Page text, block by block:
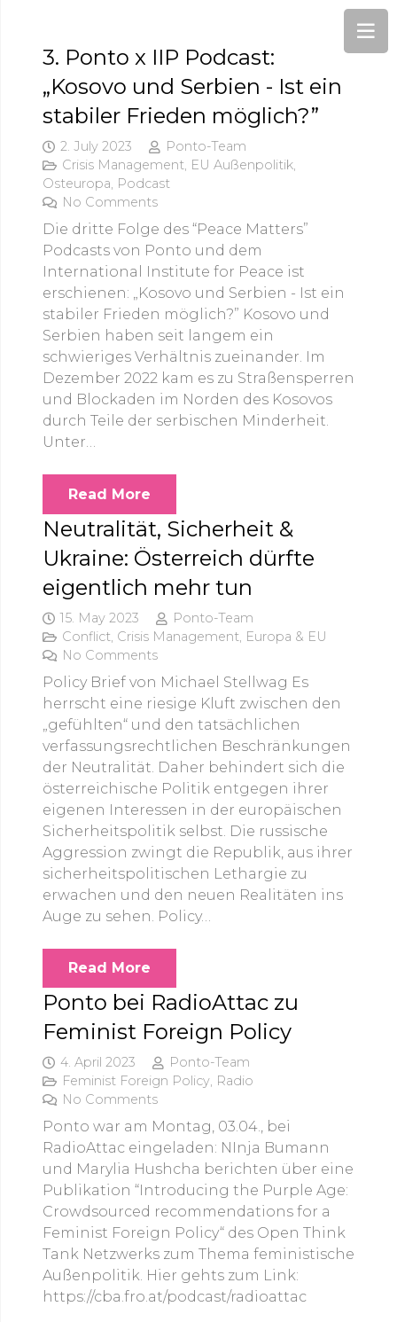
3. Ponto x IIP Podcast:
„Kosovo und Serbien - Ist ein
stabiler Frieden möglich?”
2. July 2023
Ponto-Team
Crisis Management, EU Außenpolitik,
Osteuropa, Podcast
No Comments
Die dritte Folge des “Peace Matters”
Podcasts von Ponto und dem
International Institute for Peace ist
erschienen: „Kosovo und Serbien - Ist ein
stabiler Frieden möglich?” Kosovo und
Serbien haben seit langem ein
schwieriges Verhältnis zueinander. Im
Dezember 2022 kam es zu Straßensperren
und Blockaden im Norden des Kosovos
durch Teile der serbischen Minderheit.
Unter…
Read More
Neutralität, Sicherheit &
Ukraine: Österreich dürfte
eigentlich mehr tun
15. May 2023
Ponto-Team
Conflict Crisis Management Europa & EU
No Comments
Policy Brief von Michael Stellwag Es
herrscht eine riesige Kluft zwischen den
„gefühlten“ und den tatsächlichen
verfassungsrechtlichen Beschränkungen
der Neutralität. Daher behindert sich die
österreichische Politik entgegen ihrer
eigenen Interessen in der europäischen
Sicherheitspolitik selbst. Die russische
Aggression zwingt die Republik, aus ihrer
sicherheitspolitischen Lethargie zu
erwachen und den neuen Realitäten ins
Auge zu sehen. Policy…
Read More
Ponto bei RadioAttac zu
Feminist Foreign Policy
4. April 2023
Ponto-Team
Feminist Foreign Policy, Radio
No Comments
Ponto war am Montag, 03.04., bei
RadioAttac eingeladen: NInja Bumann
und Marylia Hushcha berichten über eine
Publikation “Introducing the Purple Age:
Crowdsourced recommendations for a
Feminist Foreign Policy“ des Open Think
Tank Netzwerks zum Thema feministische
Außenpolitik. Hier gehts zum Link:
https://cba.fro.at/podcast/radioattac